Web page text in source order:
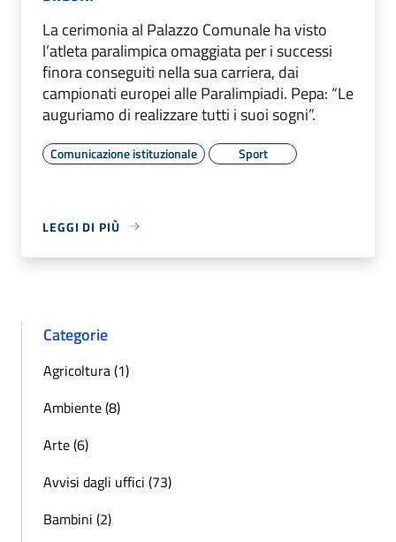
La cerimonia al Palazzo Comunale ha visto
l’atleta paralimpica omaggiata per i successi
finora conseguiti nella sua carriera, dai
campionati europei alle Paralimpiadi. Pepa: “Le
auguriamo di realizzare tutti i suoi sogni”.
Comunicazione istituzionale Sport
LEGGI DI PIÙ
Categorie
Agricoltura (1)
Ambiente (8)
Arte (6)
Avvisi dagli uffici (73)
Bambini (2)